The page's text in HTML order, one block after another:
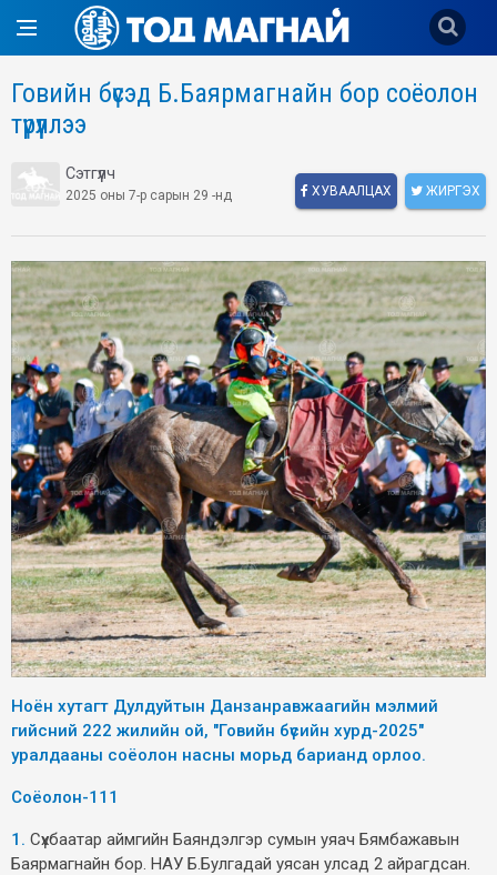
Говийн бүсэд Б.Баярмагнайн бор соёолон
түрүүллээ
Сэтгүүлч
2025 оны 7-р сарын 29 -нд ХУВААЛЦАХ ЖИРГЭХ
Ноён хутагт Дулдуйтын Данзанравжаагийн мэлмий
гийсний 222 жилийн ой, "Говийн бүсийн хурд-2025"
уралдааны соёолон насны морьд барианд орлоо.
Соёолон-111
1. Сүхбаатар аймгийн Баяндэлгэр сумын уяач Бямбажавын
Баярмагнайн бор. НАУ Б.Булгадай уясан улсад 2 айрагдсан.